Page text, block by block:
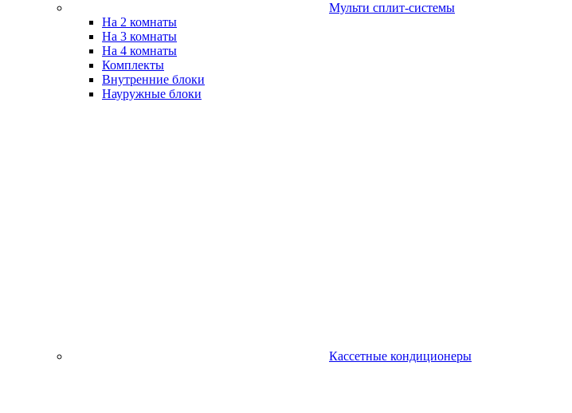
Мульти сплит-системы
На 2 комнаты
На 3 комнаты
На 4 комнаты
Комплекты
Внутренние блоки
Науружные блоки
Кассетные кондиционеры